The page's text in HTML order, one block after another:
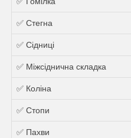
✅ Стегна
✅ Сідниці
✅ Міжсіднична складка
✅ Коліна
✅ Стопи
✅ Пахви